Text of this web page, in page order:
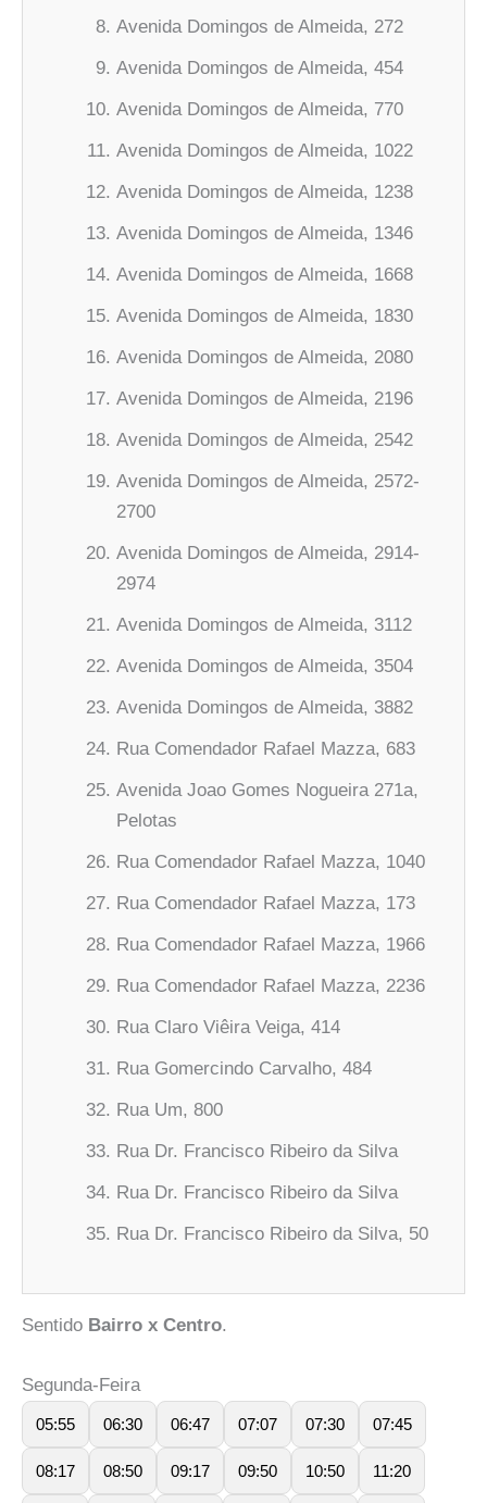
Avenida Domingos de Almeida, 272
Avenida Domingos de Almeida, 454
Avenida Domingos de Almeida, 770
Avenida Domingos de Almeida, 1022
Avenida Domingos de Almeida, 1238
Avenida Domingos de Almeida, 1346
Avenida Domingos de Almeida, 1668
Avenida Domingos de Almeida, 1830
Avenida Domingos de Almeida, 2080
Avenida Domingos de Almeida, 2196
Avenida Domingos de Almeida, 2542
Avenida Domingos de Almeida, 2572-
2700
Avenida Domingos de Almeida, 2914-
2974
Avenida Domingos de Almeida, 3112
Avenida Domingos de Almeida, 3504
Avenida Domingos de Almeida, 3882
Rua Comendador Rafael Mazza, 683
Avenida Joao Gomes Nogueira 271a,
Pelotas
Rua Comendador Rafael Mazza, 1040
Rua Comendador Rafael Mazza, 173
Rua Comendador Rafael Mazza, 1966
Rua Comendador Rafael Mazza, 2236
Rua Claro Viêira Veiga, 414
Rua Gomercindo Carvalho, 484
Rua Um, 800
Rua Dr. Francisco Ribeiro da Silva
Rua Dr. Francisco Ribeiro da Silva
Rua Dr. Francisco Ribeiro da Silva, 50
Sentido Bairro x Centro.
Segunda-Feira
05:55 06:30 06:47 07:07 07:30 07:45
08:17 08:50 09:17 09:50 10:50 11:20